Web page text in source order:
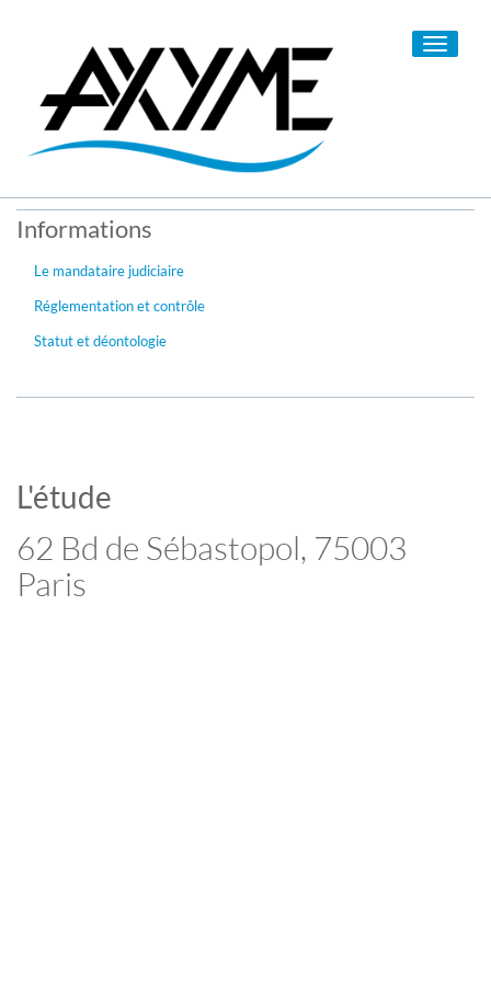
Toggle
Informations
Le mandataire judiciaire
Réglementation et contrôle
Statut et déontologie
L'étude
62 Bd de Sébastopol, 75003
Paris